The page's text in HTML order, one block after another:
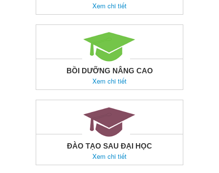
Xem chi tiết
BỒI DƯỠNG NÂNG CAO
Xem chi tiết
ĐÀO TẠO SAU ĐẠI HỌC
Xem chi tiết